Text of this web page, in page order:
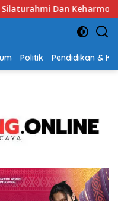
Gubernur Kalsel:
Politik Pendidikan &